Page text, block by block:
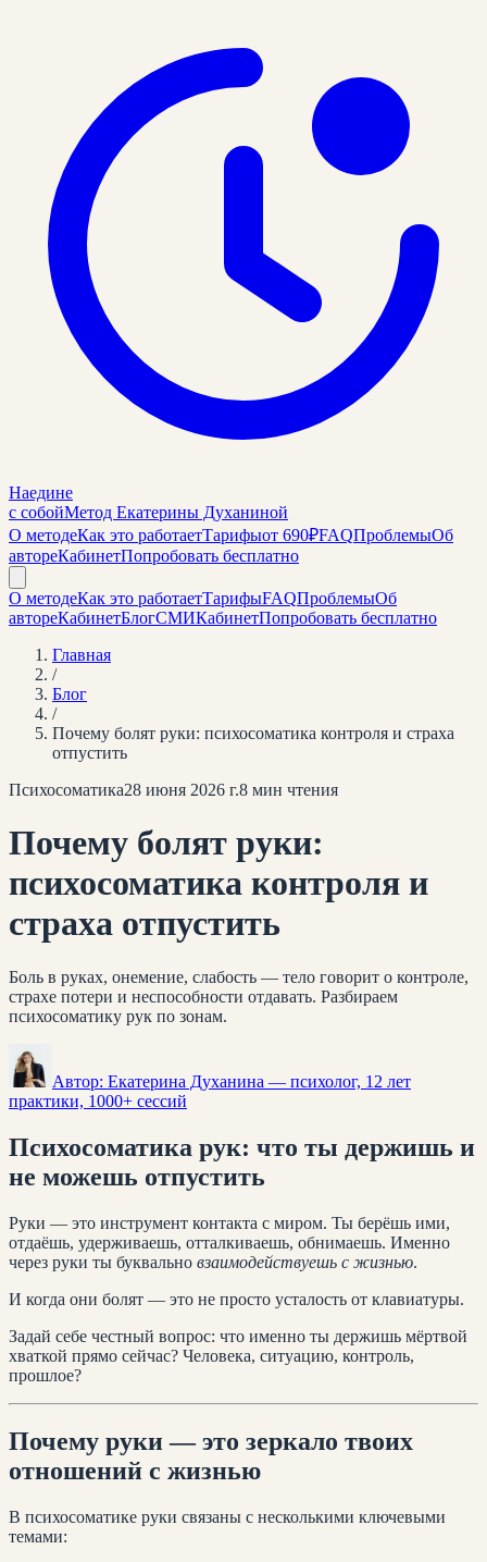
Наедине
с собойМетод Екатерины Духаниной
О методеКак это работаетТарифыот 690₽FAQПроблемыОб
автореКабинетПопробовать бесплатно
О методеКак это работаетТарифыFAQПроблемыОб
автореКабинетБлогСМИКабинетПопробовать бесплатно
Главная
/
Блог
/
Почему болят руки: психосоматика контроля и страха
отпустить
Психосоматика28 июня 2026 г.8 мин чтения
Почему болят руки:
психосоматика контроля и
страха отпустить
Боль в руках, онемение, слабость — тело говорит о контроле,
страхе потери и неспособности отдавать. Разбираем
психосоматику рук по зонам.
Автор: Екатерина Духанина — психолог, 12 лет
практики, 1000+ сессий
Психосоматика рук: что ты держишь и
не можешь отпустить
Руки — это инструмент контакта с миром. Ты берёшь ими,
отдаёшь, удерживаешь, отталкиваешь, обнимаешь. Именно
через руки ты буквально взаимодействуешь с жизнью.
И когда они болят — это не просто усталость от клавиатуры.
Задай себе честный вопрос: что именно ты держишь мёртвой
хваткой прямо сейчас? Человека, ситуацию, контроль,
прошлое?
Почему руки — это зеркало твоих
отношений с жизнью
В психосоматике руки связаны с несколькими ключевыми
темами: